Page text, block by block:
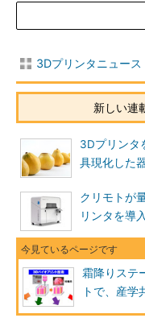
3Dプリンタニュース
新しい連
3Dプリンタ
具現化した
クリモトが
リンタを導
霜降りステ
トで、産学